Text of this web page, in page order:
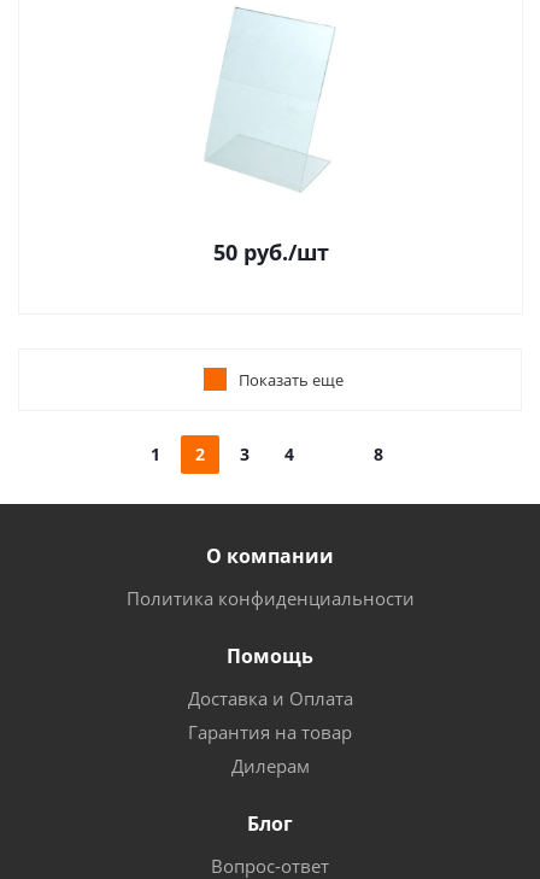
50руб./шт
Показать еще
1 2 3 4 8
О компании
Политика конфиденциальности
Помощь
Доставка и Оплата
Гарантия на товар
Дилерам
Блог
Вопрос-ответ